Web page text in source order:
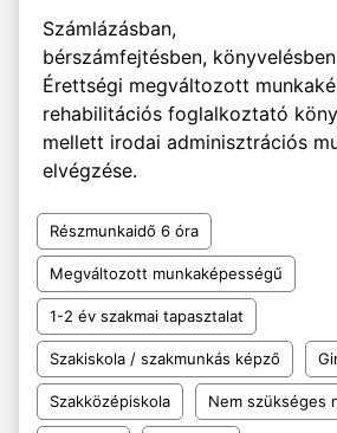
Számlázásban,
bérszámfejtésben,
Érettségi megváltozott
rehabilitációs foglalkoztató
mellett irodai adminisztrációs
elvégzése.
Részmunkaidő 6 óra
Megváltozott munkaképességű
1-2 év szakmai tapasztalat
Szakiskola / szakmunkás képző
Szakközépiskola Nem szükséges